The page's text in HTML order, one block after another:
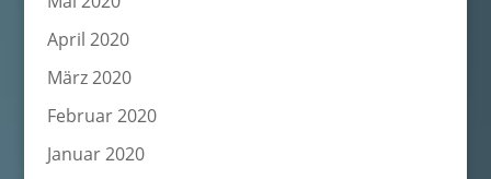
April 2020
März 2020
Februar 2020
Januar 2020